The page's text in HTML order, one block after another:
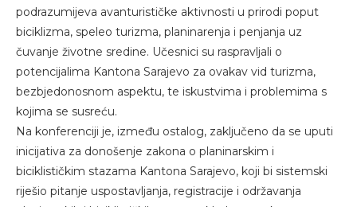
podrazumijeva avanturističke aktivnosti u prirodi poput
biciklizma, speleo turizma, planinarenja i penjanja uz
čuvanje životne sredine. Učesnici su raspravljali o
potencijalima Kantona Sarajevo za ovakav vid turizma,
bezbjedonosnom aspektu, te iskustvima i problemima s
kojima se susreću.
Na konferenciji je, između ostalog, zaključeno da se uputi
inicijativa za donošenje zakona o planinarskim i
biciklističkim stazama Kantona Sarajevo, koji bi sistemski
riješio pitanje uspostavljanja, registracije i održavanja